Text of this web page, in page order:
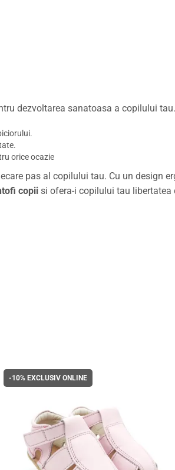
dezvoltarea sanatoasa a copilului
orice ocazie
pas al copilului tau. Cu un design
copii si ofera-i copilului tau libertatea
-10%EXCLUSIV ONLINE